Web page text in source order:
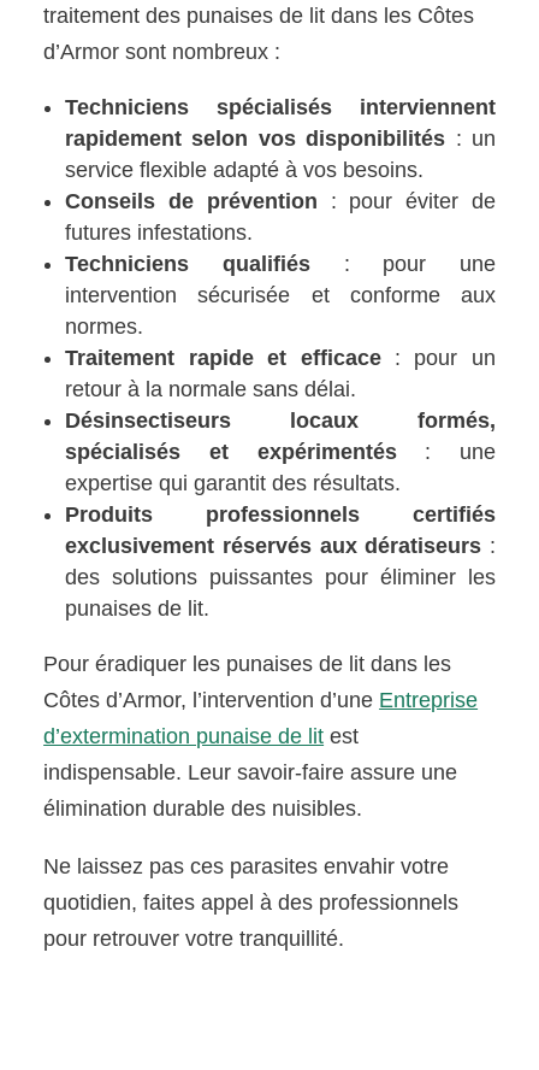
traitement des punaises de lit dans les Côtes
d’Armor sont nombreux :
Techniciens spécialisés interviennent
rapidement selon vos disponibilités : un
service flexible adapté à vos besoins.
Conseils de prévention : pour éviter de
futures infestations.
Techniciens qualifiés: pour une
intervention sécurisée et conforme aux
normes.
Traitement rapide et efficace: pour un
retour à la normale sans délai.
Désinsectiseurs locaux formés,
spécialisés et expérimentés: une
expertise qui garantit des résultats.
Produits professionnels certifiés
exclusivement réservés aux dératiseurs :
des solutions puissantes pour éliminer les
punaises de lit.
Pour éradiquer les punaises de lit dans les
Côtes d’Armor, l’intervention d’une Entreprise
d’extermination punaise de lit est
indispensable. Leur savoir-faire assure une
élimination durable des nuisibles.
Ne laissez pas ces parasites envahir votre
quotidien, faites appel à des professionnels
pour retrouver votre tranquillité.